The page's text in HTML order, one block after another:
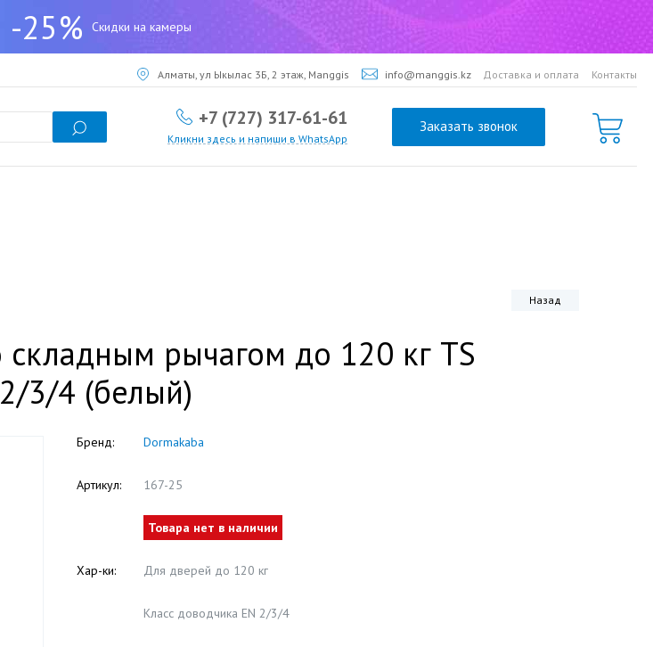
-25% Скидки на камеры
Алматы, ул Ыкылас 3Б, 2 этаж, Manggis info@manggis.kz Доставка и оплата Контакты
+7 (727) 317-61-61
Кликни здесь и напиши в WhatsApp
Заказать звонок
Назад
рычагом до 120 кг TS
3/4 (белый)
Бренд: Dormakabа
Артикул: 167-25
Товара нет в наличии
Хар-ки: Для дверей до 120 кг
Класс доводчика EN 2/3/4